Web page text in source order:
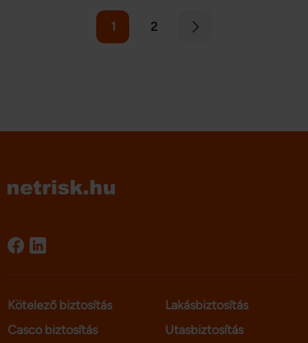
1 2
Kötelező biztosítás
Casco biztosítás
Lakásbiztosítás
Utasbiztosítás